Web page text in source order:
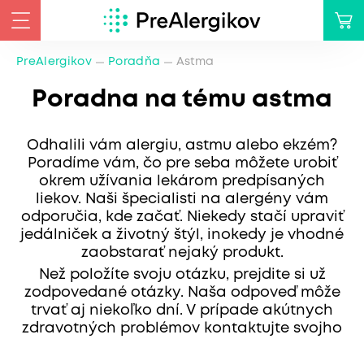
PreAlergikov Poradňa Astma
Poradna na tému astma
Odhalili vám alergiu, astmu alebo ekzém?
Poradíme vám, čo pre seba môžete urobiť
okrem užívania lekárom predpísaných
liekov. Naši špecialisti na alergény vám
odporučia, kde začať. Niekedy stačí upraviť
jedálniček a životný štýl, inokedy je vhodné
zaobstarať nejaký produkt.
Než položíte svoju otázku, prejdite si už
zodpovedané otázky. Naša odpoveď môže
trvať aj niekoľko dní. V prípade akútnych
zdravotných problémov kontaktujte svojho